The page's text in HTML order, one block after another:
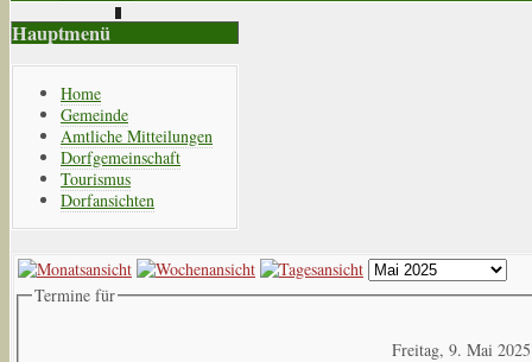
Hauptmenü
Home
Gemeinde
Amtliche Mitteilungen
Dorfgemeinschaft
Tourismus
Dorfansichten
Termine für
Freitag, 9. Mai 2025